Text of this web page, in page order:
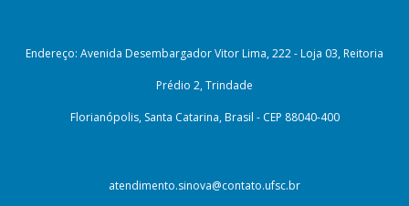
Endereço: Avenida Desembargador Vitor Lima, 222 - Loja 03, Reitoria
Prédio 2, Trindade
Florianópolis, Santa Catarina, Brasil - CEP 88040-400
atendimento.sinova@contato.ufsc.br